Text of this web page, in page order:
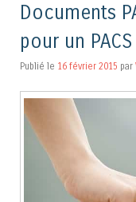
Documents
pour un PACS
Publié le 16 février 2015 par